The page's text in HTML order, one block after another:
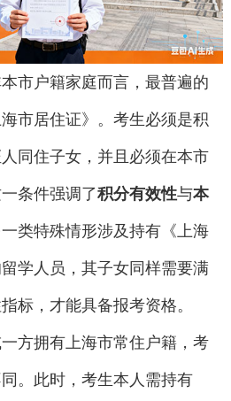
户籍家庭而言，最普遍的
市居住证》。考生必须是积
同住子女，并且必须在本市
条件强调了积分有效性与本
类特殊情形涉及持有《上海
学人员，其子女同样需要满
标，才能具备报考资格。
拥有上海市常住户籍，考
。此时，考生本人需持有